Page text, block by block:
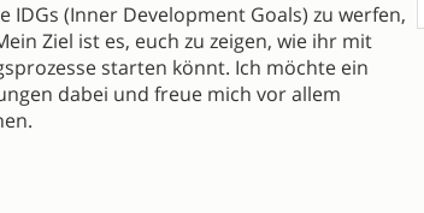
IDGs (Inner Development Goals) zu werfen,
Ziel ist es, euch zu zeigen, wie ihr mit
starten könnt. Ich möchte ein
dabei und freue mich vor allem